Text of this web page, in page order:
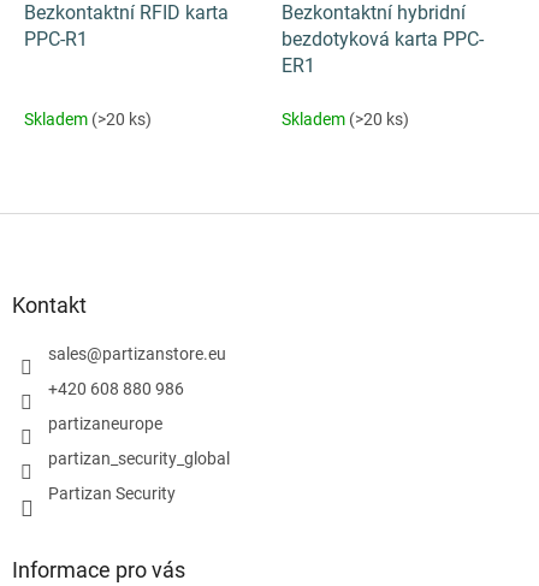
Bezkontaktní RFID karta
PPC-R1
Skladem (>20 ks)
Bezkontaktní hybridní
bezdotyková karta PPC-
ER1
Skladem (>20 ks)
Kontakt
sales@partizanstore.eu
+420 608 880 986
partizaneurope
partizan_security_global
Partizan Security
Informace pro vás